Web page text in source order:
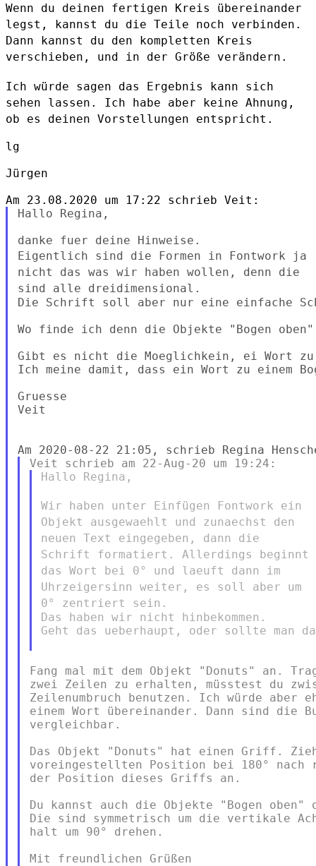
Wenn du deinen fertigen Kreis übereinander
legst, kannst du die Teile noch verbinden.
Dann kannst du den kompletten Kreis
verschieben, und in der Größe verändern.
Ich würde sagen das Ergebnis kann sich
sehen lassen. Ich habe aber keine Ahnung,
ob es deinen Vorstellungen entspricht.
lg
Jürgen
Hallo Regina,
Eigentlich sind die Formen in Fontwork ja
nicht das was wir haben wollen, denn die
sind alle dreidimensional.
Die Schrift soll aber nur eine einfache
Wo finde ich denn die Objekte "Bogen
Gibt es nicht die Moeglichkein, ei Wort zu
Ich meine damit, dass ein Wort zu einem
Gruesse
Veit
Hallo Regina,
Wir haben unter Einfügen Fontwork ein
Objekt ausgewaehlt und zunaechst den
neuen Text eingegeben, dann die
Schrift formatiert.Allerdings beginnt
das Wort bei 0° und laeuft dann im
Uhrzeigersinnweiter, es soll aber um
0° zentriert sein.
Das haben wir nicht hinbekommen.
Geht das ueberhaupt, oder sollte man
Fang mal mit dem Objekt "Donuts" an.
zwei Zeilen zu erhalten, müsstest du
Zeilenumbruch benutzen. Ich würde aber
einem Wort übereinander. Dann sind die
vergleichbar.
Das Objekt "Donuts" hat einen Griff.
voreingestellten Position bei 180° nach
der Position dieses Griffs an.
Du kannst auch die Objekte "Bogen oben"
Die sind symmetrisch um die vertikale
halt um 90° drehen.
Mit freundlichen Grüßen